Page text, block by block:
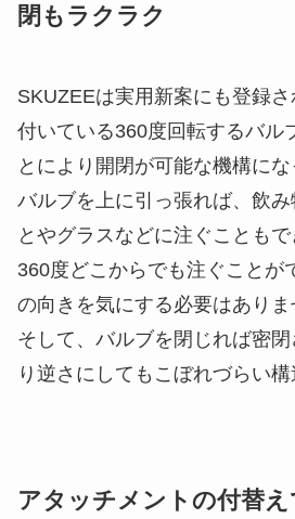
閉もラクラク
SKUZEEは実用新案にも登録
付いている360度回転するバル
とにより開閉が可能な機構にな
バルブを上に引っ張れば、飲
とやグラスなどに注ぐことも
360度どこからでも注ぐことが
の向きを気にする必要はありま
そして、バルブを閉じれば密
り逆さにしてもこぼれづらい構
アタッチメントの付替